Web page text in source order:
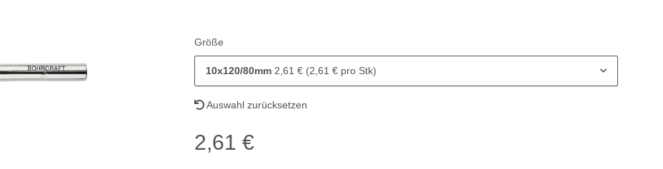
Größe
10x120/80mm 2,61 € (2,61 € pro Stk)
Auswahl zurücksetzen
2,61 €